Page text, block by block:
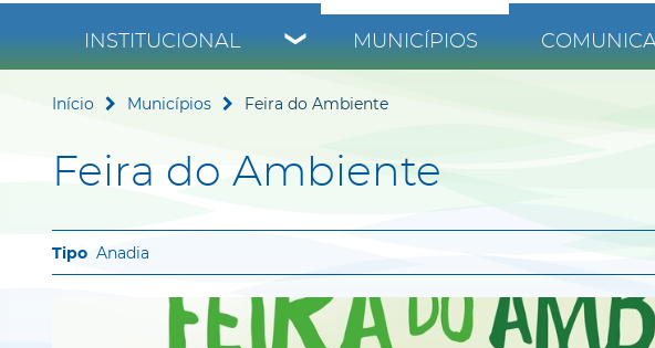
INSTITUCIONAL MUNICÍPIOS
Início Municípios Feira do Ambiente
Feira do Ambiente
Anadia